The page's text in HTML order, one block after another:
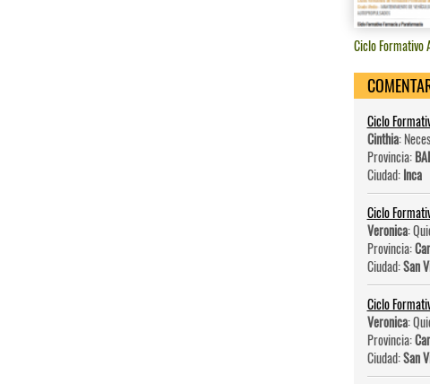
Ciclo Formativo
Ciclo
Cinthia:
Provincia:
Ciudad:Inca
Ciclo
Veronica:
Provincia:
Ciudad:San
Ciclo
Veronica:
Provincia:
Ciudad:San